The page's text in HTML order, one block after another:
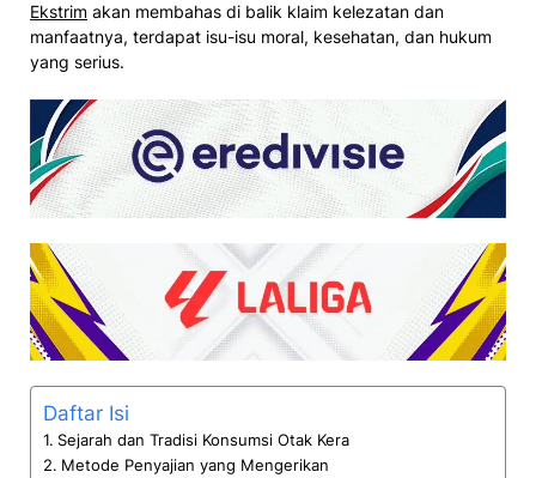
Ekstrim akan membahas di balik klaim kelezatan dan
manfaatnya, terdapat isu-isu moral, kesehatan, dan hukum
yang serius.
Daftar Isi
Sejarah dan Tradisi Konsumsi Otak Kera
Metode Penyajian yang Mengerikan